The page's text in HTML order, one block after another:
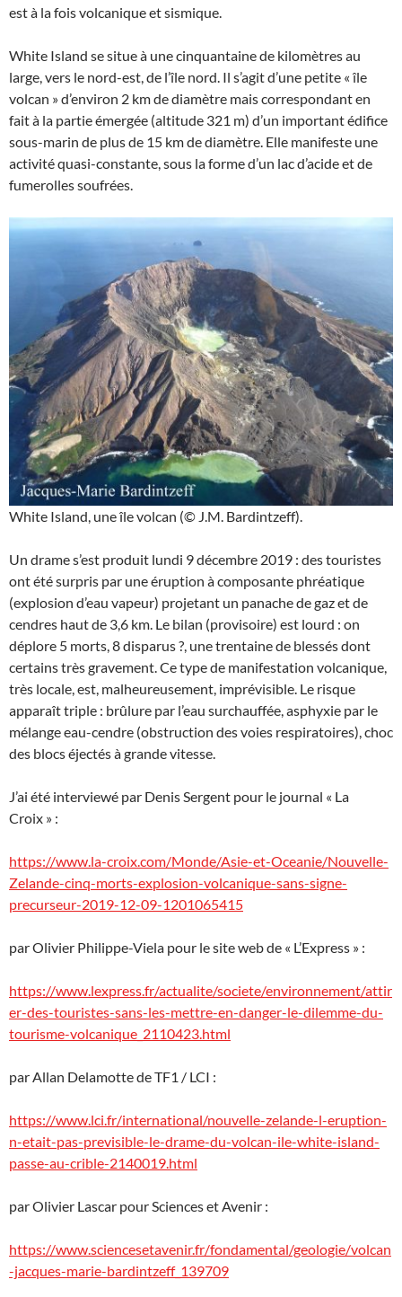
est à la fois volcanique et sismique.
White Island se situe à une cinquantaine de kilomètres au
large, vers le nord-est, de l’île nord. Il s’agit d’une petite « île
volcan » d’environ 2 km de diamètre mais correspondant en
fait à la partie émergée (altitude 321 m) d’un important édifice
sous-marin de plus de 15 km de diamètre. Elle manifeste une
activité quasi-constante, sous la forme d’un lac d’acide et de
fumerolles soufrées.
White Island, une île volcan (© J.M. Bardintzeff).
Un drame s’est produit lundi 9 décembre 2019 : des touristes
ont été surpris par une éruption à composante phréatique
(explosion d’eau vapeur) projetant un panache de gaz et de
cendres haut de 3,6 km. Le bilan (provisoire) est lourd : on
déplore 5 morts, 8 disparus ?, une trentaine de blessés dont
certains très gravement. Ce type de manifestation volcanique,
très locale, est, malheureusement, imprévisible. Le risque
apparaît triple : brûlure par l’eau surchauffée, asphyxie par le
mélange eau-cendre (obstruction des voies respiratoires), choc
des blocs éjectés à grande vitesse.
J’ai été interviewé par Denis Sergent pour le journal « La
Croix » :
https://www.la-croix.com/Monde/Asie-et-Oceanie/Nouvelle-
Zelande-cinq-morts-explosion-volcanique-sans-signe-
precurseur-2019-12-09-1201065415
par Olivier Philippe-Viela pour le site web de « L’Express » :
https://www.lexpress.fr/actualite/societe/environnement/attir
er-des-touristes-sans-les-mettre-en-danger-le-dilemme-du-
tourisme-volcanique_2110423.html
par Allan Delamotte de TF1 / LCI :
https://www.lci.fr/international/nouvelle-zelande-l-eruption-
n-etait-pas-previsible-le-drame-du-volcan-ile-white-island-
passe-au-crible-2140019.html
par Olivier Lascar pour Sciences et Avenir :
https://www.sciencesetavenir.fr/fondamental/geologie/volcan
-jacques-marie-bardintzeff_139709